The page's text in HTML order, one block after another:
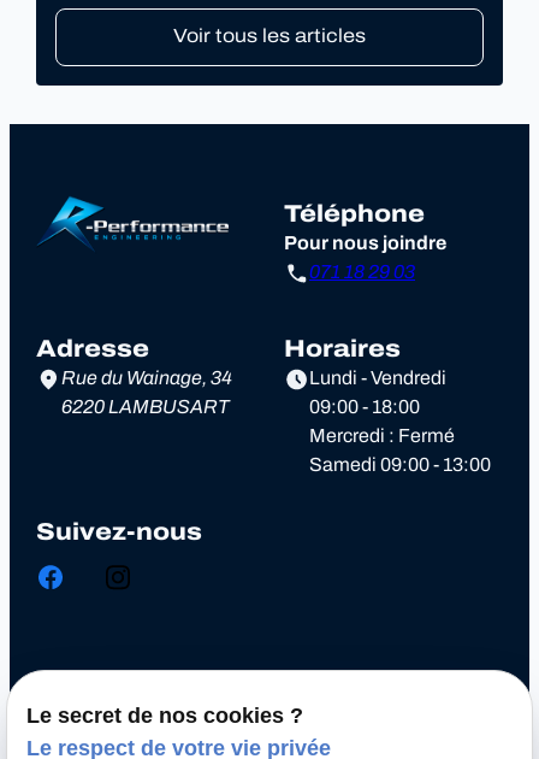
Voir tous les articles
Téléphone
Pour nous joindre
071 18 29 03
Adresse
Rue du Wainage, 34
6220 LAMBUSART
Horaires
Lundi - Vendredi
09:00 - 18:00
Mercredi : Fermé
Samedi 09:00 - 13:00
Suivez-nous
Optimisation automobile
Le secret de nos cookies ?
Le respect de votre vie privée